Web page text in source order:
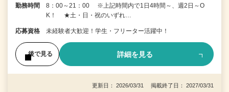
勤務時間
8：00～21：00 ※上記時間内で1日4時間～、週2日～O
K！ ★土・日・祝のいずれ…
応募資格 未経験者大歓迎！学生・フリーター活躍中！
後で見る 詳細を見る
更新日： 2026/03/31 掲載終了日： 2027/03/31